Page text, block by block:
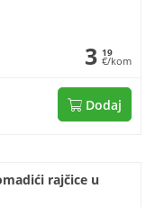
3 19
€/kom
Dodaj
rajčice u